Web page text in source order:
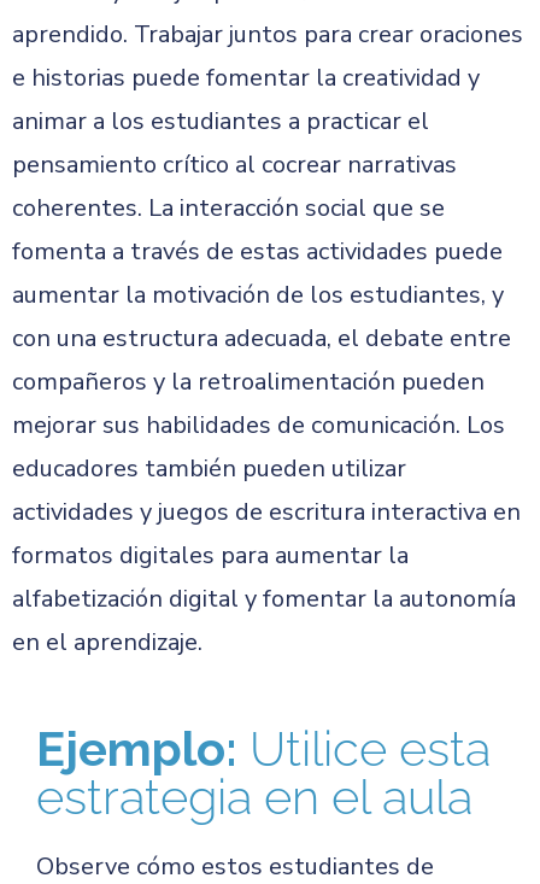
aprendido. Trabajar juntos para crear oraciones
e historias puede fomentar la creatividad y
animar a los estudiantes a practicar el
pensamiento crítico al cocrear narrativas
coherentes. La interacción social que se
fomenta a través de estas actividades puede
aumentar la motivación de los estudiantes, y
con una estructura adecuada, el debate entre
compañeros y la retroalimentación pueden
mejorar sus habilidades de comunicación. Los
educadores también pueden utilizar
actividades y juegos de escritura interactiva en
formatos digitales para aumentar la
alfabetización digital y fomentar la autonomía
en el aprendizaje.
Ejemplo: Utilice esta
estrategia en el aula
Observe cómo estos estudiantes de